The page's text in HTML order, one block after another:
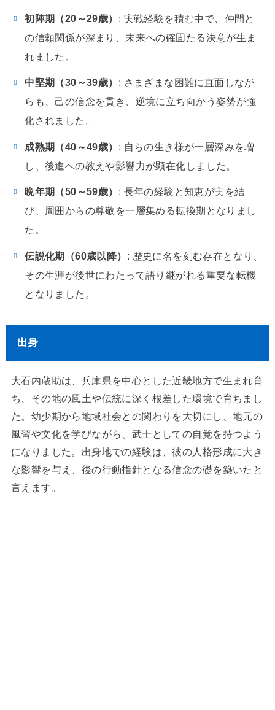
初陣期（20～29歳） : 実戦経験を積む中で、仲間と
の信頼関係が深まり、未来への確固たる決意が生ま
れました。
中堅期（30～39歳） : さまざまな困難に直面しなが
らも、己の信念を貫き、逆境に立ち向かう姿勢が強
化されました。
成熟期（40～49歳） : 自らの生き様が一層深みを増
し、後進への教えや影響力が顕在化しました。
晩年期（50～59歳） : 長年の経験と知恵が実を結
び、周囲からの尊敬を一層集める転換期となりまし
た。
伝説化期（60歳以降） : 歴史に名を刻む存在となり、
その生涯が後世にわたって語り継がれる重要な転機
となりました。
出身
大石内蔵助は、兵庫県を中心とした近畿地方で生まれ育
ち、その地の風土や伝統に深く根差した環境で育ちまし
た。幼少期から地域社会との関わりを大切にし、地元の
風習や文化を学びながら、武士としての自覚を持つよう
になりました。出身地での経験は、彼の人格形成に大き
な影響を与え、後の行動指針となる信念の礎を築いたと
言えます。